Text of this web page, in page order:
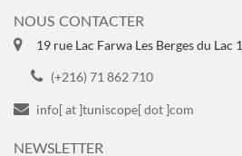
NOUS CONTACTER
19 rue Lac Farwa Les Berges du Lac 1
(+216) 71 862 710
info[ at ]tuniscope[ dot ]com
NEWSLETTER